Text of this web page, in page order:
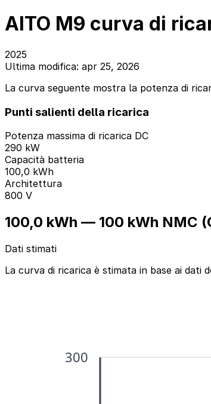
AITO M9 curva di
2025
Ultima modifica: apr 25, 2026
La curva seguente mostra la potenza di
Punti salienti della ricarica
Potenza massima di ricarica DC
290 kW
Capacità batteria
100,0 kWh
Architettura
800 V
100,0 kWh — 100 kWh NMC
Dati stimati
La curva di ricarica è stimata in base ai